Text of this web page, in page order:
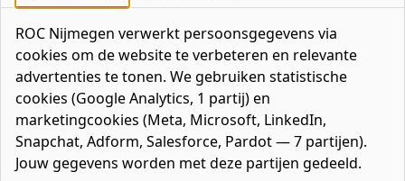
Mavo / havo / vwo
Contact
Over ons
Bedrijven
Favorieten0favorieten
Mijn ROC
Zoeken
ROC Nijmegen verwerkt persoonsgegevens via
cookies om de website te verbeteren en relevante
advertenties te tonen. We gebruiken statistische
cookies (Google Analytics, 1 partij) en
marketingcookies (Meta, Microsoft, LinkedIn,
Snapchat, Adform, Salesforce, Pardot — 7 partijen).
Jouw gegevens worden met deze partijen gedeeld.